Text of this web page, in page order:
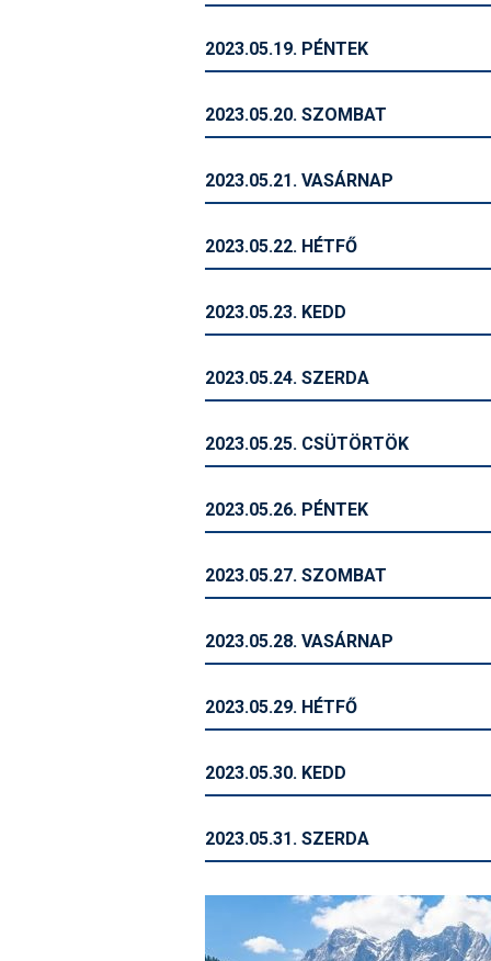
2023.05.19. PÉNTEK
2023.05.20. SZOMBAT
2023.05.21. VASÁRNAP
2023.05.22. HÉTFŐ
2023.05.23. KEDD
2023.05.24. SZERDA
2023.05.25. CSÜTÖRTÖK
2023.05.26. PÉNTEK
2023.05.27. SZOMBAT
2023.05.28. VASÁRNAP
2023.05.29. HÉTFŐ
2023.05.30. KEDD
2023.05.31. SZERDA